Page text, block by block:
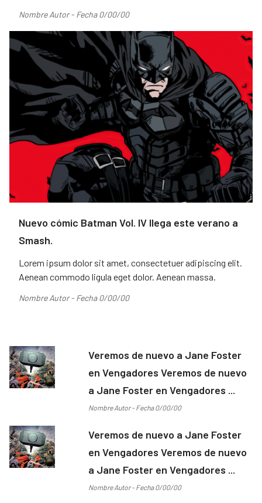
Nombre Autor - Fecha 0/00/00
Nuevo cómic Batman Vol. IV llega este verano a
Smash.
Lorem ipsum dolor sit amet, consectetuer adipiscing elit.
Aenean commodo ligula eget dolor. Aenean massa.
Nombre Autor - Fecha 0/00/00
Veremos de nuevo a Jane Foster
en Vengadores Veremos de nuevo
a Jane Foster en Vengadores ...
Nombre Autor - Fecha 0/00/00
Veremos de nuevo a Jane Foster
en Vengadores Veremos de nuevo
a Jane Foster en Vengadores ...
Nombre Autor - Fecha 0/00/00